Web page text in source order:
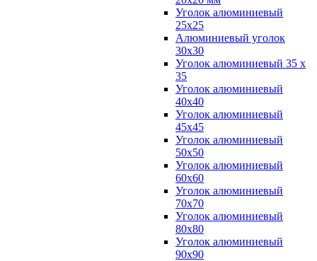
Уголок алюминиевый
25х25
Алюминиевый уголок
30х30
Уголок алюминиевый 35 х
35
Уголок алюминиевый
40х40
Уголок алюминиевый
45х45
Уголок алюминиевый
50х50
Уголок алюминиевый
60х60
Уголок алюминиевый
70х70
Уголок алюминиевый
80х80
Уголок алюминиевый
90х90